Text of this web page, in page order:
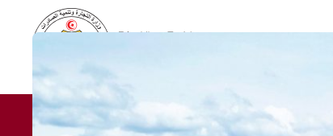
À PROPOS ZLECAf COMESA